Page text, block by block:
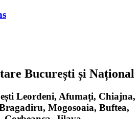
București și Național
Leordeni, Afumați, Chiajna,
Mogosoaia, Buftea,